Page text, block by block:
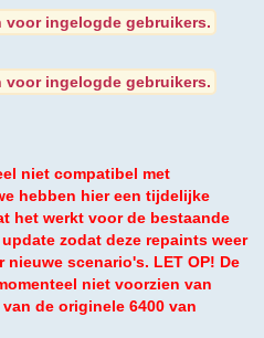
voor ingelogde gebruikers.
voor ingelogde gebruikers.
niet compatibel met
hebben hier een tijdelijke
het werkt voor de bestaande
zodat deze repaints weer
scenario's. LET OP! De
niet voorzien van
de originele 6400 van